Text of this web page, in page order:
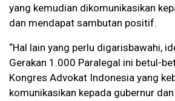
yang kemudian dikomunikasikan
dan mendapat sambutan positif.
“Hal lain yang perlu digarisbawahi,
Gerakan 1.000 Paralegal ini betul-
Kongres Advokat Indonesia yang
komunikasikan kepada gubernur